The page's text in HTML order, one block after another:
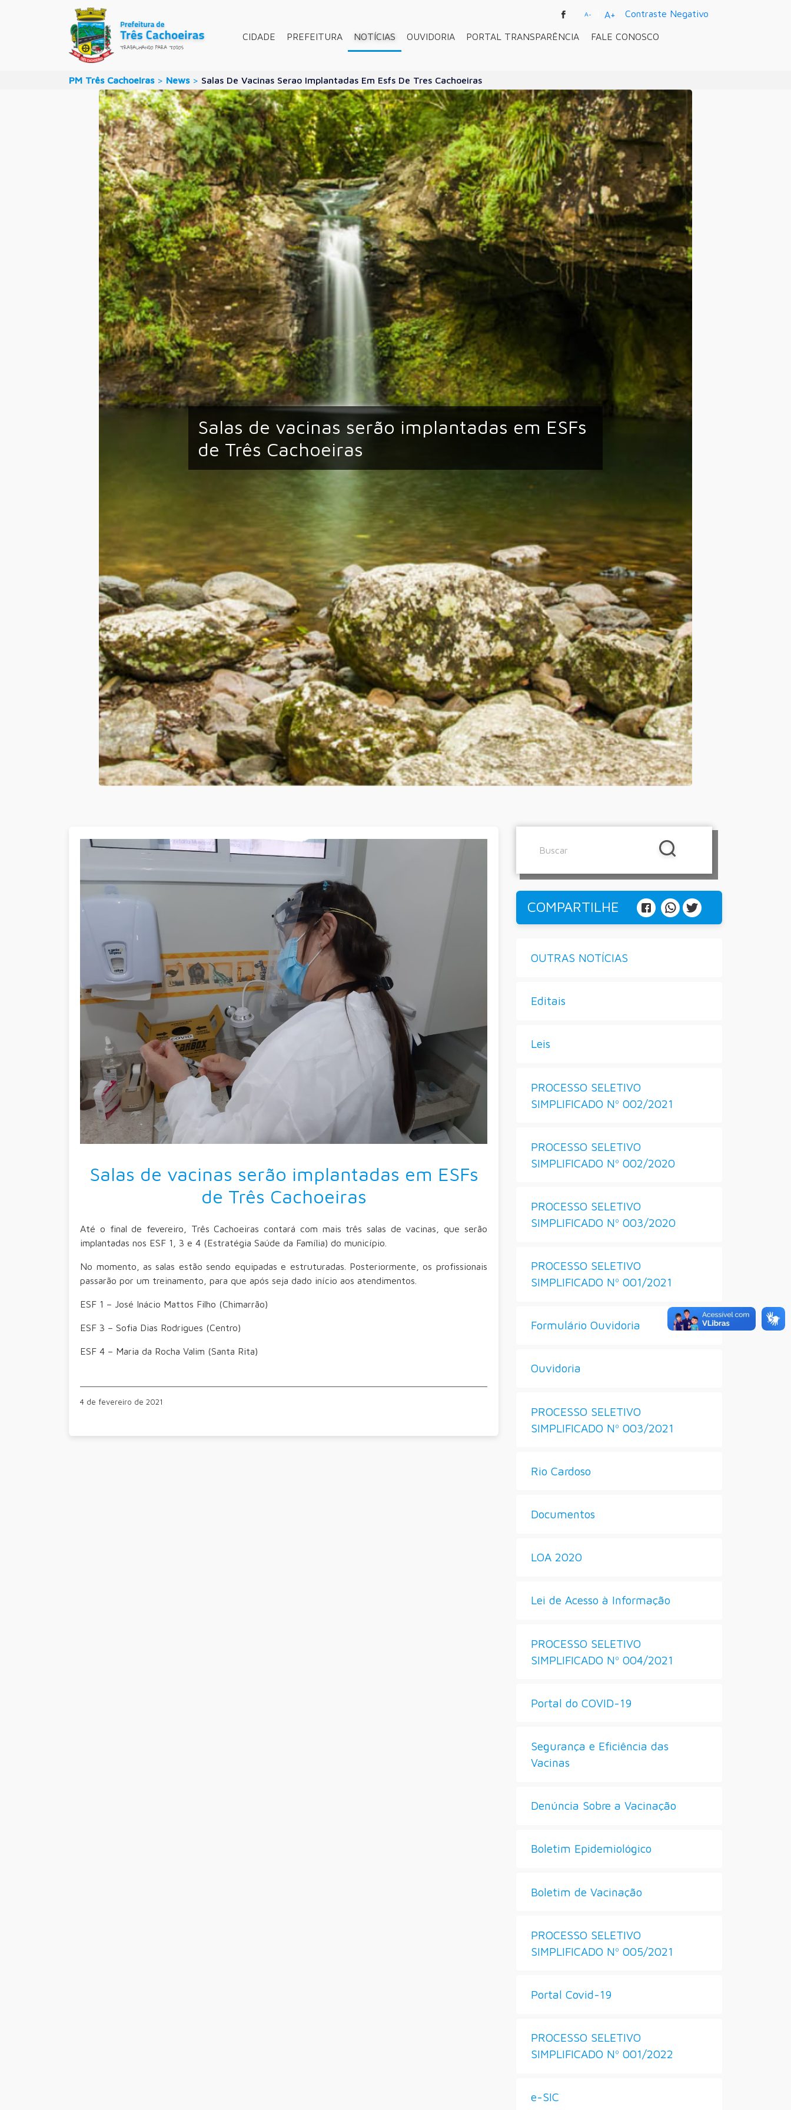
CIDADE PREFEITURA NOTÍCIAS OUVIDORIA PORTAL TRANSPARÊNCIA FALE CONOSCO
A- A+ Contraste Negativo
PM Três Cachoeiras > News > Salas De Vacinas Serao Implantadas Em Esfs De Tres Cachoeiras
Salas de vacinas serão implantadas em ESFs
de Três Cachoeiras
Salas de vacinas serão implantadas em ESFs
de Três Cachoeiras
Até o final de fevereiro, Três Cachoeiras contará com mais três salas de vacinas, que serão
implantadas nos ESF 1, 3 e 4 (Estratégia Saúde da Família) do município.
No momento, as salas estão sendo equipadas e estruturadas. Posteriormente, os profissionais
passarão por um treinamento, para que após seja dado início aos atendimentos.
ESF 1 – José Inácio Mattos Filho (Chimarrão)
ESF 3 – Sofia Dias Rodrigues (Centro)
ESF 4 – Maria da Rocha Valim (Santa Rita)
4 de fevereiro de 2021
COMPARTILHE
OUTRAS NOTÍCIAS
Editais
Leis
PROCESSO SELETIVO
SIMPLIFICADO Nº 002/2021
PROCESSO SELETIVO
SIMPLIFICADO Nº 002/2020
PROCESSO SELETIVO
SIMPLIFICADO Nº 003/2020
PROCESSO SELETIVO
SIMPLIFICADO Nº 001/2021
Formulário Ouvidoria
Ouvidoria
PROCESSO SELETIVO
SIMPLIFICADO Nº 003/2021
Rio Cardoso
Documentos
LOA 2020
Lei de Acesso à Informação
PROCESSO SELETIVO
SIMPLIFICADO Nº 004/2021
Portal do COVID-19
Segurança e Eficiência das
Vacinas
Denúncia Sobre a Vacinação
Boletim Epidemiológico
Boletim de Vacinação
PROCESSO SELETIVO
SIMPLIFICADO Nº 005/2021
Portal Covid-19
PROCESSO SELETIVO
SIMPLIFICADO Nº 001/2022
e-SIC